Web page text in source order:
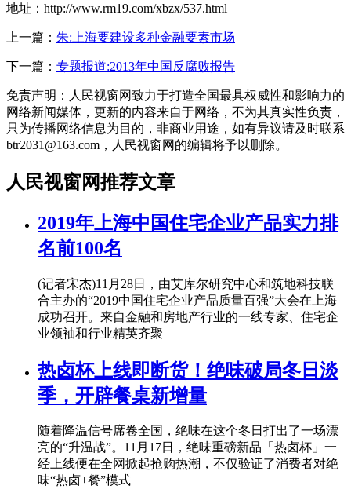
地址：http://www.rm19.com/xbzx/537.html
上一篇： 朱:上海要建设多种金融要素市场
下一篇： 专题报道:2013年中国反腐败报告
免责声明：人民视窗网致力于打造全国最具权威性和影响力的
网络新闻媒体，更新的内容来自于网络，不为其真实性负责，
只为传播网络信息为目的，非商业用途，如有异议请及时联系
btr2031@163.com，人民视窗网的编辑将予以删除。
人民视窗网推荐文章
2019年上海中国住宅企业产品实力排
名前100名
(记者宋杰)11月28日，由艾库尔研究中心和筑地科技联
合主办的“2019中国住宅企业产品质量百强”大会在上海
成功召开。来自金融和房地产行业的一线专家、住宅企
业领袖和行业精英齐聚
热卤杯上线即断货！绝味破局冬日淡
季，开辟餐桌新增量
随着降温信号席卷全国，绝味在这个冬日打出了一场漂
亮的“升温战”。11月17日，绝味重磅新品「热卤杯」一
经上线便在全网掀起抢购热潮，不仅验证了消费者对绝
味“热卤+餐”模式